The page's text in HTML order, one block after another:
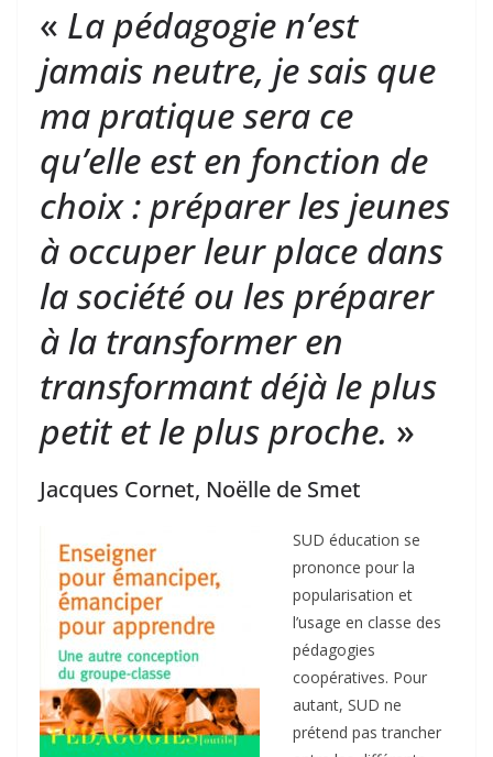
« La pédagogie n’est
jamais neutre, je sais que
ma pratique sera ce
qu’elle est en fonction de
choix : préparer les jeunes
à occuper leur place dans
la société ou les préparer
à la transformer en
transformant déjà le plus
petit et le plus proche. »
Jacques Cornet, Noëlle de Smet
SUD éducation se
prononce pour la
popularisation et
l’usage en classe des
pédagogies
coopératives. Pour
autant, SUD ne
prétend pas trancher